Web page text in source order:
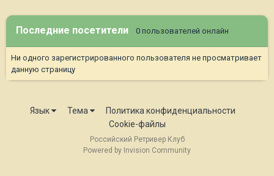
Последние посетители 0 пользователей онлайн
Ни одного зарегистрированного пользователя не просматривает
данную страницу
Язык Тема
Политика конфиденциальности
Cookie-файлы
Российский Ретривер Клуб
Powered by Invision Community